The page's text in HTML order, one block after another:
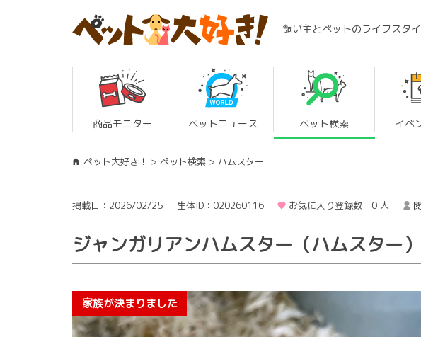
飼い主とペットのライフスタ
商品モニター ペットニュース ペット検索 イベ
ペット大好き！ ペット検索 ハムスター
掲載日：2026/02/25 生体ID：020260116 お気に入り登録数 0 人
ジャンガリアンハムスター（ハムスター